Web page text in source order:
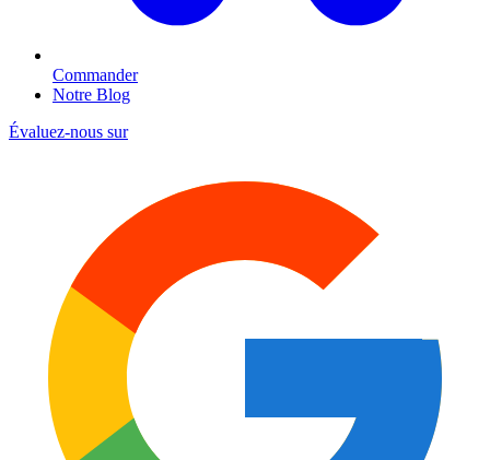
Commander
Notre Blog
Évaluez-nous sur